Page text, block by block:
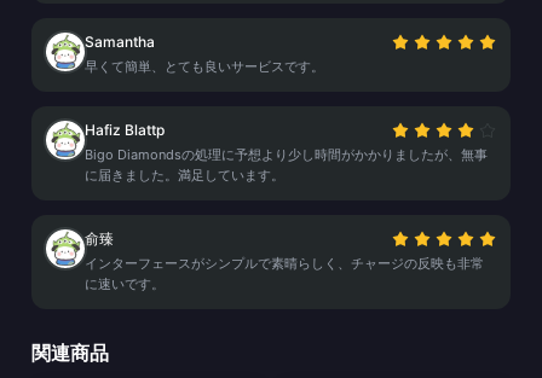
Samantha
早くて簡単、とても良いサービスです。
Hafiz Blattp
Bigo Diamondsの処理に予想より少し時間がかかりましたが、無事
に届きました。満足しています。
俞臻
インターフェースがシンプルで素晴らしく、チャージの反映も非常
に速いです。
関連商品